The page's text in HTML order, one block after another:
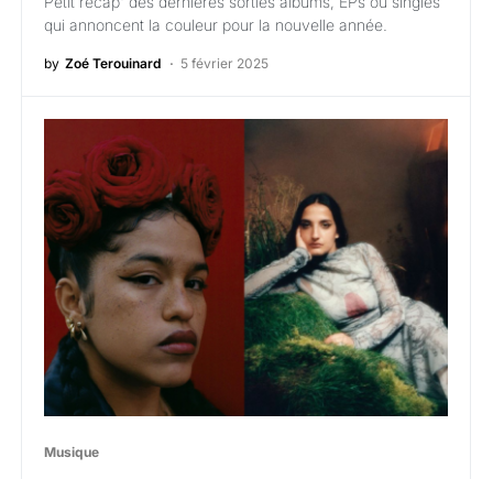
qui annoncent la couleur pour la nouvelle année.
by Zoé Terouinard 5 février 2025
Musique